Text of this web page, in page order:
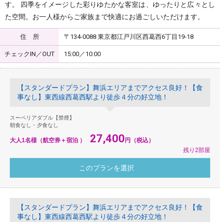
す。 四季をイメージした彩りゆたかな客室は、ゆったりと広々とし
た空間。お一人様からご家族まで快適にお過ごしいただけます。
住 所 〒134-0088 東京都江戸川区西葛西6丁目19-18
チェックIN／OUT 15:00／10:00
【スタンダードプラン】舞浜エリアまでアクセス良好！【食
事なし】東西線西葛西駅より徒歩４分の好立地！
スーペリアダブル【禁煙】
朝食なし・夕食なし
大人1名様（航空券＋宿泊 ） 27,400 円（税込）
残り2部屋
【スタンダードプラン】舞浜エリアまでアクセス良好！【食
事なし】東西線西葛西駅より徒歩４分の好立地！